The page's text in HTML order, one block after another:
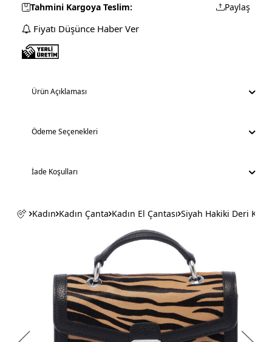
Tahmini Kargoya Teslim: Paylaş
Fiyatı Düşünce Haber Ver
Ürün Açıklaması
Ödeme Seçenekleri
İade Koşulları
Kadın Kadın Çanta Kadın El Çantası Siyah Hakiki Deri